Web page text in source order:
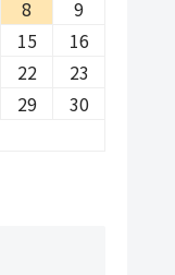
8
9
15
16
22
23
29
30